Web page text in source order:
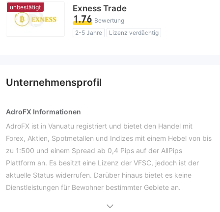
Hohes potenzielles Risiko
unbestätigt Exness Trade
1.76 Bewertung
2-5 Jahre
Lizenz verdächtig
Unternehmensprofil
AdroFX Informationen
AdroFX ist in Vanuatu registriert und bietet den Handel mit
Forex, Aktien, Spotmetallen und Indizes mit einem Hebel von bis
zu 1:500 und einem Spread ab 0,4 Pips auf der AllPips
Plattform an. Es besitzt eine Lizenz der VFSC, jedoch ist der
aktuelle Status widerrufen. Darüber hinaus bietet es keine
Dienstleistungen für Bewohner bestimmter Gebiete an.
Ist AdroFX legitim?